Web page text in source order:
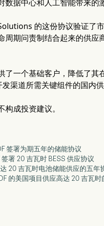
数据中心和人工智能带来的
的这份协议验证了
周期问责制结合起来的供
了一个基础客户，降低了其
渠道所需关键组件的国内供
成投资建议。
签署为期五年的储能协议
署 20 吉瓦时 BESS 供应协议
20 吉瓦时电池储能供应的五
的美国项目供应高达 20 吉瓦